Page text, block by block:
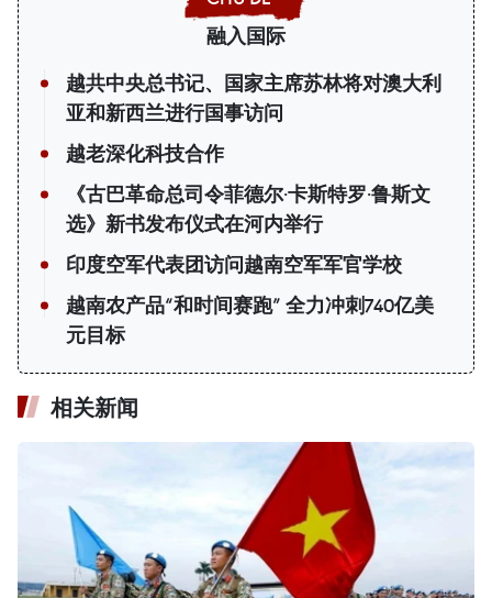
融入国际
越共中央总书记、国家主席苏林将对澳大利
亚和新西兰进行国事访问
越老深化科技合作
《古巴革命总司令菲德尔·卡斯特罗·鲁斯文
选》新书发布仪式在河内举行
印度空军代表团访问越南空军军官学校
越南农产品“和时间赛跑” 全力冲刺740亿美
元目标
相关新闻